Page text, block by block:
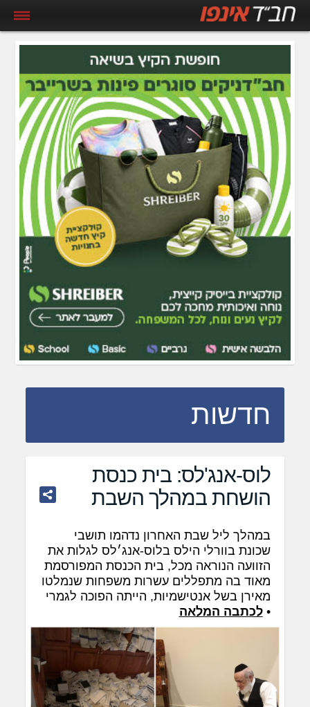
חדשות
לוס-אנג'לס: בית כנסת
הושחת במהלך השבת
במהלך ליל שבת האחרון נדהמו תושבי
שכונת בוורלי הילס בלוס-אנג׳לס לגלות את
הזוועה הנוראה מכל, בית הכנסת המפורסמת
מאוד בה מתפללים עשרות משפחות שנמלטו
מאירן בשל אנטישמיות, הייתה הפוכה לגמרי
•לכתבה המלאה